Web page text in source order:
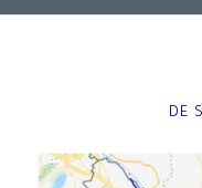
DE